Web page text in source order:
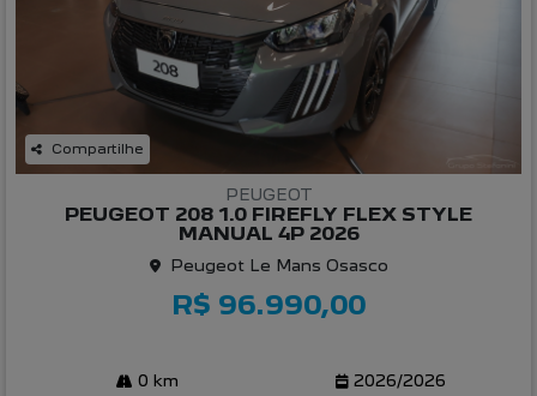
Compartilhe
PEUGEOT
PEUGEOT 208 1.0 FIREFLY FLEX STYLE
MANUAL 4P 2026
Peugeot Le Mans Osasco
R$ 96.990,00
0 km 2026/2026